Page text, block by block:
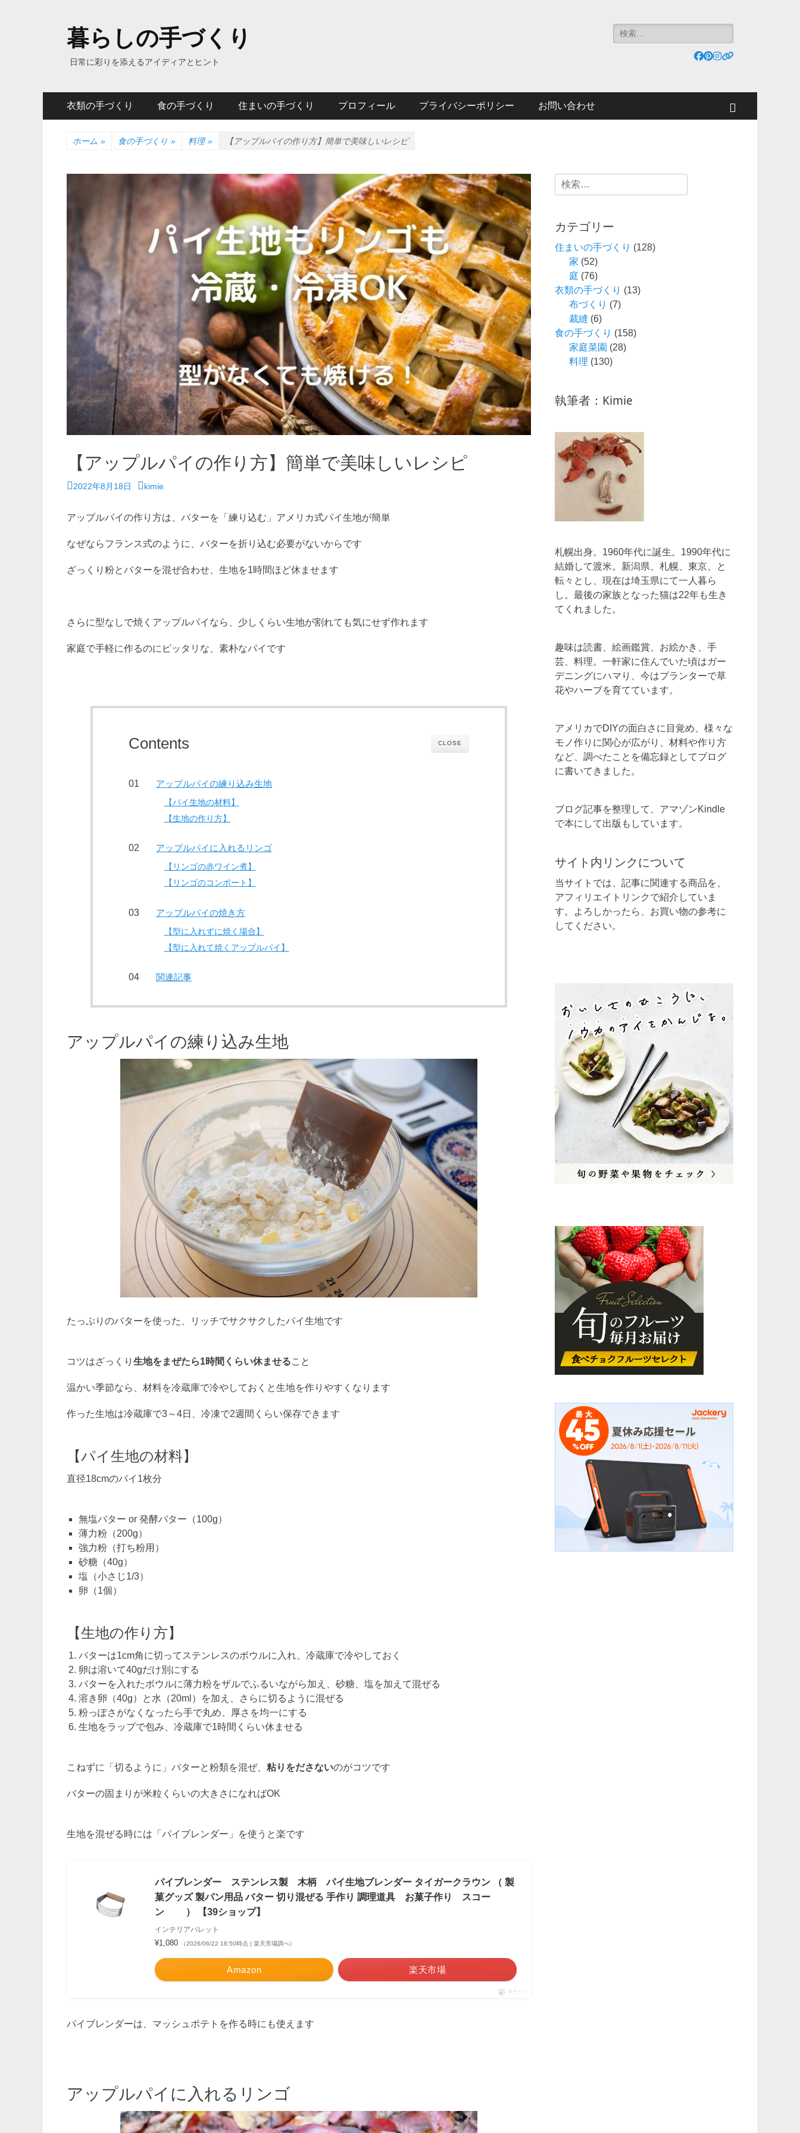
暮らしの手づくり
日常に彩りを添えるアイディアとヒント
検
索:
Facebook
Pinterest
Instagram
リ
メ
イ
ー
衣類の手づくり 食の手づくり 住まいの手づくり プロフィール プライバシーポリシー お問い合わせ
ホーム » 食の手づくり » 料理 » 【アップルパイの作り方】簡単で美味しいレシピ
【アップルパイの作り方】簡単で美味しいレシピ
投2022年8月18日
投kimie
アップルパイの作り方は、バターを「練り込む」アメリカ式パイ生地が簡単
なぜならフランス式のように、バターを折り込む必要がないからです
ざっくり粉とバターを混ぜ合わせ、生地を1時間ほど休ませます
さらに型なしで焼くアップルパイなら、少しくらい生地が割れても気にせず作れます
家庭で手軽に作るのにピッタリな、素朴なパイです
CLOSE
Contents
アップルパイの練り込み生地
【パイ生地の材料】
【生地の作り方】
アップルパイに入れるリンゴ
【リンゴの赤ワイン煮】
【リンゴのコンポート】
アップルパイの焼き方
【型に入れずに焼く場合】
【型に入れて焼くアップルパイ】
関連記事
アップルパイの練り込み生地
たっぷりのバターを使った、リッチでサクサクしたパイ生地です
コツはざっくり 生地をまぜたら1時間くらい休ませること
温かい季節なら、材料を冷蔵庫で冷やしておくと生地を作りやすくなります
作った生地は冷蔵庫で3～4日、冷凍で2週間くらい保存できます
【パイ生地の材料】
直径18cmのパイ1枚分
無塩バター or 発酵バター（100g）
薄力粉（200g）
強力粉（打ち粉用）
砂糖（40g）
塩（小さじ1/3）
卵（1個）
【生地の作り方】
バターは1cm角に切ってステンレスのボウルに入れ、冷蔵庫で冷やしておく
卵は溶いて40gだけ別にする
バターを入れたボウルに薄力粉をザルでふるいながら加え、砂糖、塩を加えて混ぜる
溶き卵（40g）と水（20ml）を加え、さらに切るように混ぜる
粉っぽさがなくなったら手で丸め、厚さを均一にする
生地をラップで包み、冷蔵庫で1時間くらい休ませる
こねずに「切るように」バターと粉類を混ぜ、 粘りをださないのがコツです
バターの固まりが米粒くらいの大きさになればOK
生地を混ぜる時には「パイブレンダー」を使うと楽です
パイブレンダー ステンレス製 木柄 パイ生地ブレンダー タイガークラウン （ 製
菓グッズ 製パン用品 バター 切り混ぜる 手作り 調理道具 お菓子作り スコー
ン ） 【39ショップ】
インテリアパレット
¥1,080 （2026/06/22 18:50時点 | 楽天市場調べ）
Amazon 楽天市場
ポチップ
パイブレンダーは、マッシュポテトを作る時にも使えます
アップルパイに入れるリンゴ
検
索:
カテゴリー
住まいの手づくり (128)
家 (52)
庭 (76)
衣類の手づくり (13)
布づくり (7)
裁縫 (6)
食の手づくり (158)
家庭菜園 (28)
料理 (130)
執筆者：Kimie
札幌出身。1960年代に誕生。1990年代に
結婚して渡米。新潟県、札幌、東京、と
転々とし、現在は埼玉県にて一人暮ら
し。最後の家族となった猫は22年も生き
てくれました。
趣味は読書、絵画鑑賞、お絵かき、手
芸、料理。一軒家に住んでいた頃はガー
デニングにハマり、今はプランターで草
花やハーブを育てています。
アメリカでDIYの面白さに目覚め、様々な
モノ作りに関心が広がり、材料や作り方
など、調べたことを備忘録としてブログ
に書いてきました。
ブログ記事を整理して、アマゾンKindle
で本にして出版もしています。
サイト内リンクについて
当サイトでは、記事に関連する商品を、
アフィリエイトリンクで紹介していま
す。よろしかったら、お買い物の参考に
してください。